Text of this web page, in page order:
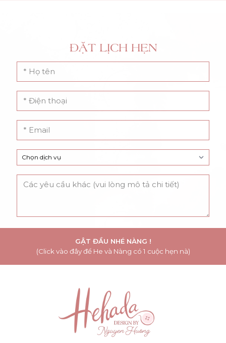
ĐẶT LỊCH HẸN
GẬT ĐẦU NHÉ NÀNG !
(Click vào đây để He và Nàng có 1 cuộc hẹn nà)